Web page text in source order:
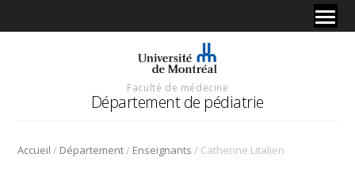
Faculté de médecine
Département de pédiatrie
Accueil / Département/ Enseignants / Catherine Litalien